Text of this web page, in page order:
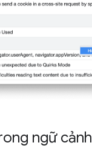
ngữ cảnh